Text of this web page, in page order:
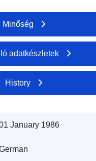
Minőség
adatkészletek
History
January 1986